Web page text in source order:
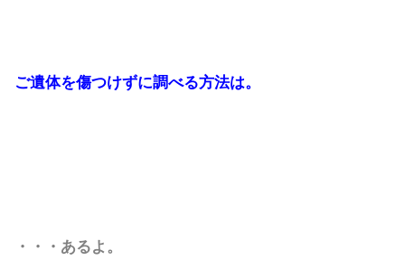
ご遺体を傷つけずに調べる方法は。
・・・あるよ。